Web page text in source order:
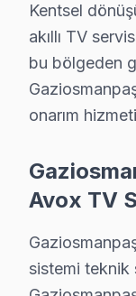
· ·
· ·
··
Kentsel
akıllı TV
bu bölgeden
onarım
Avox TV
sistemi teknik